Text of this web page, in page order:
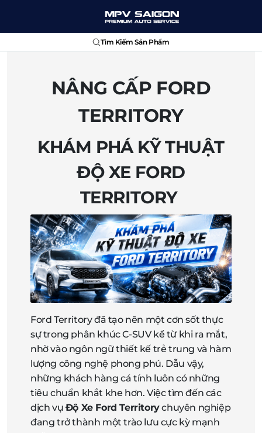
Tìm Kiếm Sản Phẩm
NÂNG CẤP FORD
TERRITORY
KHÁM PHÁ KỸ THUẬT
ĐỘ XE FORD
TERRITORY
Ford Territory đã tạo nên một cơn sốt thực
sự trong phân khúc C-SUV kể từ khi ra mắt,
nhờ vào ngôn ngữ thiết kế trẻ trung và hàm
lượng công nghệ phong phú. Dẫu vậy,
những khách hàng cá tính luôn có những
tiêu chuẩn khắt khe hơn. Việc tìm đến các
dịch vụ Độ Xe Ford Territorychuyên nghiệp
đang trở thành một trào lưu cực kỳ mạnh